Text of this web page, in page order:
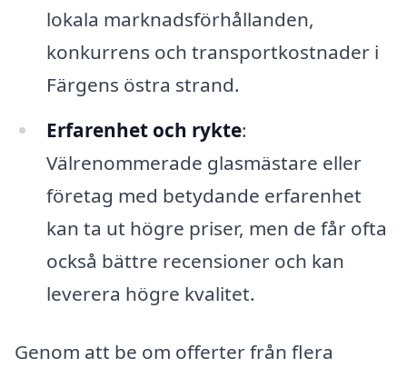
lokala marknadsförhållanden,
konkurrens och transportkostnader i
Färgens östra strand.
Erfarenhet och rykte:
Välrenommerade glasmästare eller
företag med betydande erfarenhet
kan ta ut högre priser, men de får ofta
också bättre recensioner och kan
leverera högre kvalitet.
Genom att be om offerter från flera